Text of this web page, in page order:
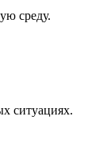
среду.
ситуациях.